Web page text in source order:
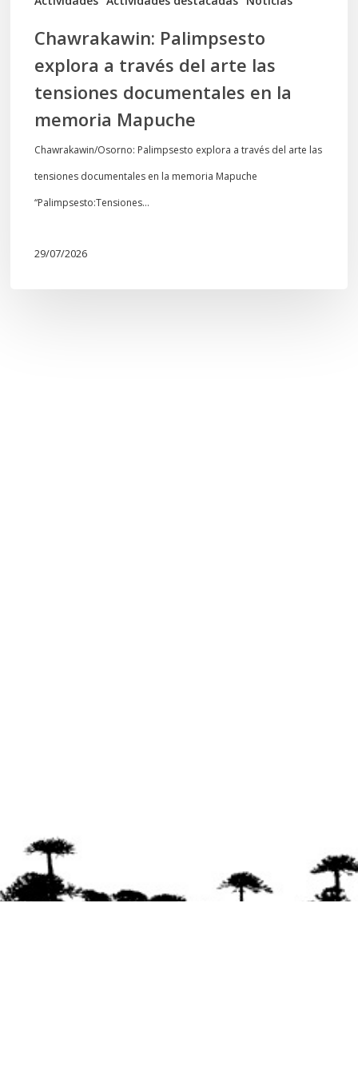
memoria
Mapuche
Chawrakawin: Palimpsesto
explora a través del arte las
tensiones documentales en la
memoria Mapuche
Chawrakawin/Osorno: Palimpsesto explora a través del arte las
tensiones documentales en la memoria Mapuche
“Palimpsesto:Tensiones…
29/07/2026